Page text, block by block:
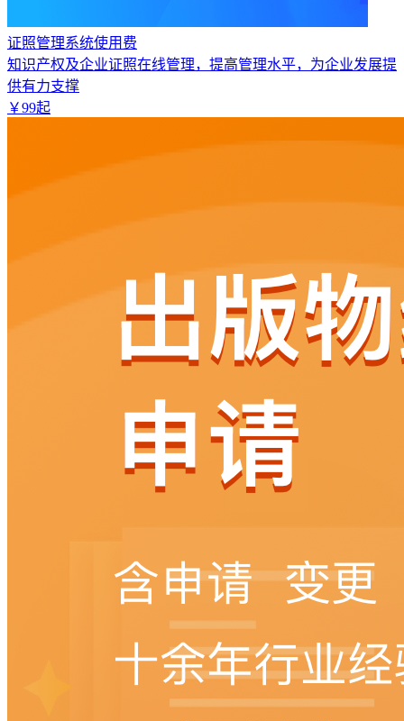
证照管理系统使用费
知识产权及企业证照在线管理，提高管理水平，为企业发展提
供有力支撑
￥99起